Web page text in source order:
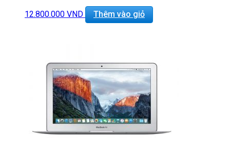
Khe cắm: 2 cổng USB 3.0, Thunderbolt , Cổng sạc
MagSafe 2, Jack 3.5mm, Khe đọc SDXC card
máy
Bảo hành 06 tháng, đổi trả trong 7 ngày
Miễn phí vận chuyển trên toàn quốc
Miễn phí hỗ trợ cài đặt phần mềm
12.800.000 VND Thêm vào giỏ